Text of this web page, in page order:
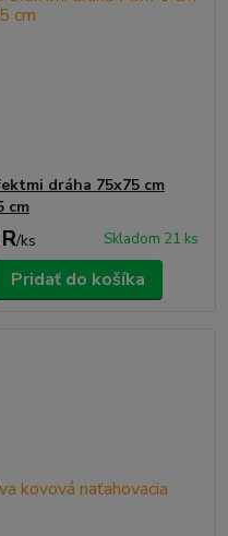
dráha 75x75 cm
cm
/ks Skladom 21 ks
Pridať do košíka